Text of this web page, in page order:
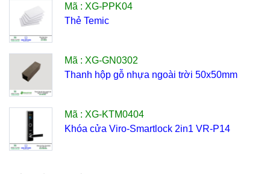
Mã : XG-PPK04
Thẻ Temic
Mã : XG-GN0302
Thanh hộp gỗ nhựa ngoài trời 50x50mm
Mã : XG-KTM0404
Khóa cửa Viro-Smartlock 2in1 VR-P14